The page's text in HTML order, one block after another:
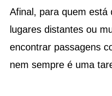
Afinal, para quem está
lugares distantes ou
encontrar passagens
nem sempre é uma